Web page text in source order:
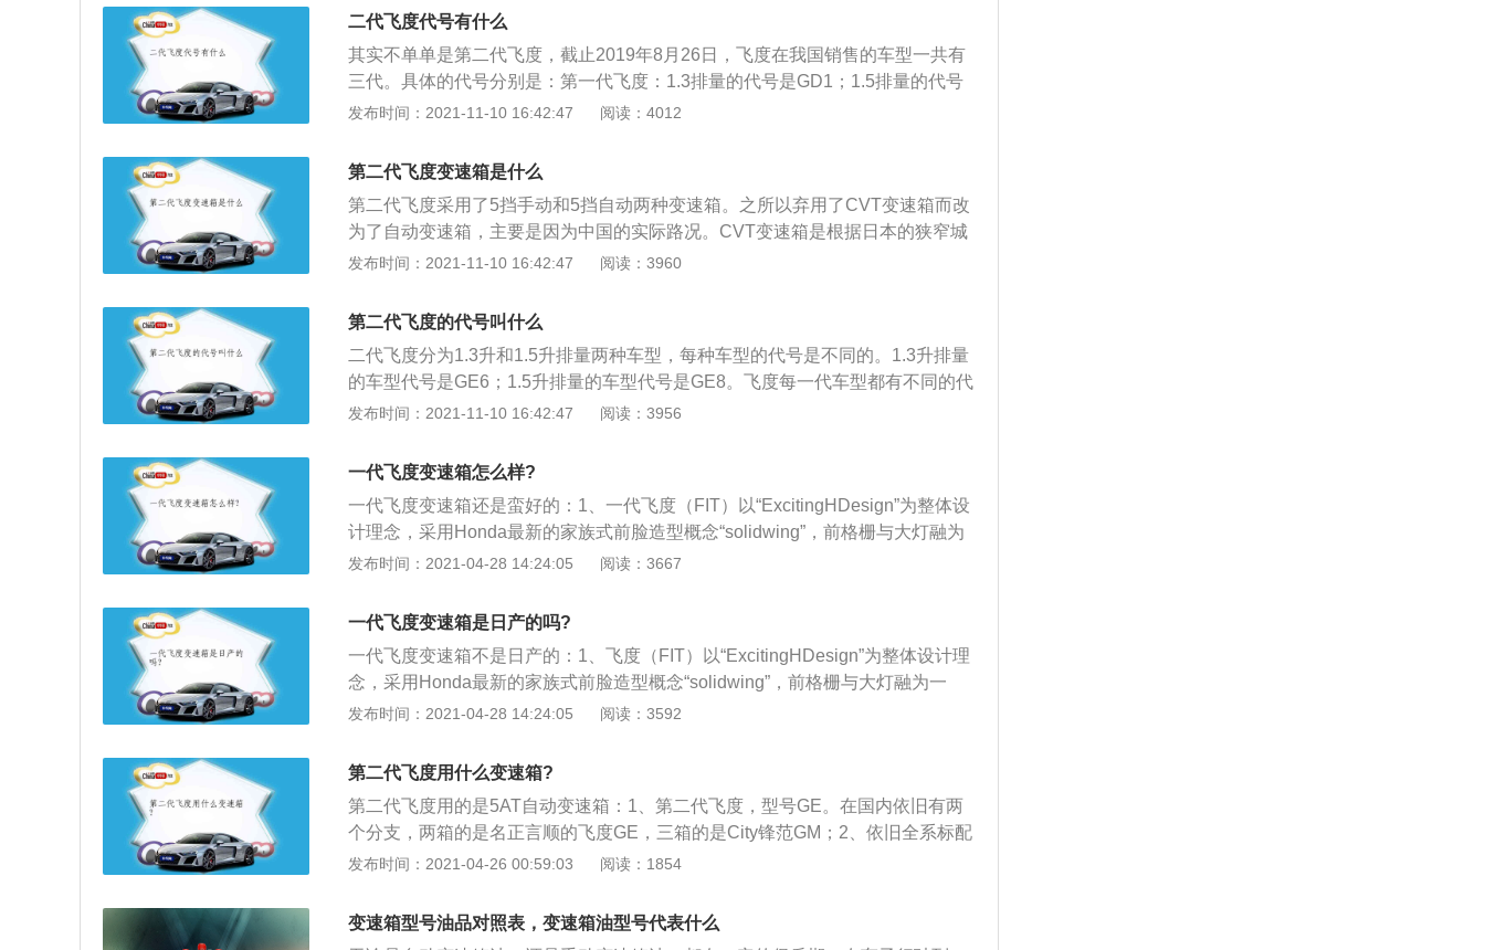
多，不同型号的摩擦系数也不同。目前，广泛使用的ATF变速箱油型号为DEXRO
N，DEXRON-II和DEXRON-III。性能要求包括低温流动性，高温氧化，消泡和脱
气，以及橡胶密封件的兼容性。ATF-F变速箱是由福特生产的，福特车型基本上
使用该模型。家用汽车的自动变速箱型号可以选择8号或DEXRON-Ⅱ变速箱油；
日本和欧洲型号推荐使用DEXRON或DEXRON-Ⅱ；美国汽车大多使用DEXRON-
二代飞度代号有什么
其实不单单是第二代飞度，截止2019年8月26日，飞度在我国销售的车型一共有
三代。具体的代号分别是：第一代飞度：1.3排量的代号是GD1；1.5排量的代号
是GD3。第二代飞度：1.3排量的代号是GE6；1.5排量的代号是GE8。第三代飞
命名方法是用底盘的代号命名的。这种命名方法很多厂家都会采用。例如头文字
D里面的AE86。AE86也是车架号。AE86其实就是现在的卡罗拉的前身。截至20
19年8月26日，飞度在售的车型是2018款（第三代车型），官方指导价7.38~10.2
8万元。共有六款车型在售，全部为国五排放标准。动力方面，全系搭载1.5L直列
4缸自然吸气，匹配5挡手动或CVT无级变速箱两种，最大功率96KW，最大扭矩1
发布时间：2021-11-10 16:42:47 阅读：4012
第二代飞度变速箱是什么
第二代飞度采用了5挡手动和5挡自动两种变速箱。之所以弃用了CVT变速箱而改
为了自动变速箱，主要是因为中国的实际路况。CVT变速箱是根据日本的狭窄城
市道路及较低的行驶速度所设计的，但这个设计思路并不太适合中国的市场和路
还是比较看重的。在这种情况下，本田直接改用5速自动变速箱。也就是5AT变速
箱。2003年9月，广汽本田国产FitSaloon（飞度）正式上市。这是一款三厢小型
车，前身是泰国本田制造的第四代City，三厢飞度在2006年全面停产。国产两厢
飞度于2004年上市，一直到了2008年停售。这是第一代国产的飞度。2008年7
月，广汽本田第二代飞度正式上市。2014年4月，广汽本田正式推出了第三代飞
价7.38~10.28万元。共有六款车型在售，全部为国五排放标准。
发布时间：2021-11-10 16:42:47 阅读：3960
第二代飞度的代号叫什么
二代飞度分为1.3升和1.5升排量两种车型，每种车型的代号是不同的。1.3升排量
的车型代号是GE6；1.5升排量的车型代号是GE8。飞度每一代车型都有不同的代
号。截止2019年9月16日，飞度在我国销售的车型一共有三代。具体的代号分别
1.3排量的代号是GE6；1.5排量的代号是GE8。第三代飞度：1.3排量的未引进；
只有1.5排量的车型。1.5排量的代号是GK5。这种代号的命名方法是用底盘的代
号命名的。这种命名方法很多厂家都会采用。例如头文字D里面的AE86。AE86
也是车架号。AE86其实就是现在的卡罗拉的前身。2008年7月，广汽本田第二代
飞度正式上市，共有1.3L、1.5L两种排量五款车型，官方指导价：8.68-12.98万
8.98-12.98万元。2012年3月，飞度每款车型降价一万元。
发布时间：2021-11-10 16:42:47 阅读：3956
一代飞度变速箱怎么样?
一代飞度变速箱还是蛮好的：1、一代飞度（FIT）以“ExcitingHDesign”为整体设
计理念，采用Honda最新的家族式前脸造型概念“solidwing”，前格栅与大灯融为
一体，凸显凌厉和劲酷；2、车身侧面运用特有的劲酷刀锋式双腰线设计，带来
灯，呈现出更高级的质感。酷劲十足的。
发布时间：2021-04-28 14:24:05 阅读：3667
一代飞度变速箱是日产的吗?
一代飞度变速箱不是日产的：1、飞度（FIT）以“ExcitingHDesign”为整体设计理
念，采用Honda最新的家族式前脸造型概念“solidwing”，前格栅与大灯融为一
体，凸显凌厉和劲酷；2、车身侧面运用特有的劲酷刀锋式双腰线设计，带来让
现出更高级的质感。酷劲十足的；3、飞度（FIT）首次搭载Honda全新EarthDre
amsTechnology（地球梦科技）引擎。全新的1.5L直喷DOHCi-VTEC发动机最大
功率达96kW\/6600rpm，最大扭矩为155N·\/4600rpm，动力性能居同级之首。
发布时间：2021-04-28 14:24:05 阅读：3592
第二代飞度用什么变速箱?
第二代飞度用的是5AT自动变速箱：1、第二代飞度，型号GE。在国内依旧有两
个分支，两箱的是名正言顺的飞度GE，三箱的是City锋范GM；2、依旧全系标配
动人的魔术座椅（GE）而且车身尺寸有所增长，使其实用性更进一步，已经赶得
发动机方面，维持上一代的两个排量选择，1.3的L13A和1.5的L15A。差别的是1.
3的发动机也标配了i-VTEC，马力上升到98匹；3、奇怪的是欧洲市场依旧有每
发布时间：2021-04-26 00:59:03 阅读：1854
变速箱型号油品对照表，变速箱油型号代表什么